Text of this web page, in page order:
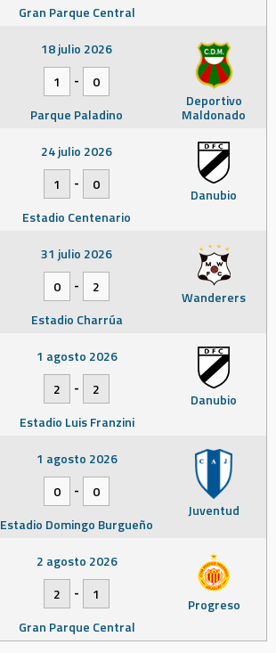
Gran Parque Central
Deportivo
Maldonado
18 julio 2026
1
-
0
Parque Paladino
Danubio
24 julio 2026
1
-
0
Estadio Centenario
Wanderers
31 julio 2026
0
-
2
Estadio Charrúa
Danubio
1 agosto 2026
2
-
2
Estadio Luis Franzini
Juventud
1 agosto 2026
0
-
0
Estadio Domingo Burgueño
Progreso
2 agosto 2026
2
-
1
Gran Parque Central